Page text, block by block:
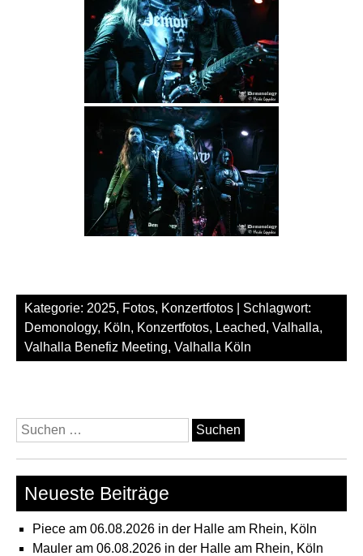
Kategorie: 2025, Fotos, Konzertfotos | Schlagwort:
Demonology, Köln, Konzertfotos, Leached, Valhalla,
Valhalla Benefiz Meeting, Valhalla Köln
Suchen
nach:
Neueste Beiträge
Piece am 06.08.2026 in der Halle am Rhein, Köln
Mauler am 06.08.2026 in der Halle am Rhein, Köln